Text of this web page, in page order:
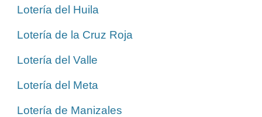
Lotería del Huila
Lotería de la Cruz Roja
Lotería del Valle
Lotería del Meta
Lotería de Manizales